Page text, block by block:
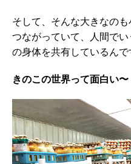
そして、そんな大きなの
つながっていて、人間で
の身体を共有しているんで
きのこの世界って面白い〜